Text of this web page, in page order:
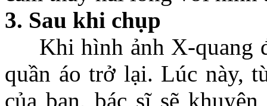
3. Sau khi chụp
Khi hình ảnh X-quang
quần áo trở lại. Lúc này,
của bạn, bác sĩ sẽ